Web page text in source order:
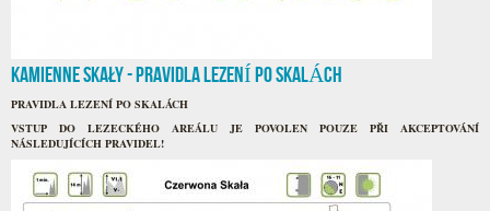
Kamienne Skały - PRAVIDLA LEZENÍ PO SKALÁCH
PRAVIDLA LEZENÍ PO SKALÁCH
VSTUP DO LEZECKÉHO AREÁLU JE POVOLEN POUZE PŘI AKCEPTOVÁNÍ
NÁSLEDUJÍCÍCH PRAVIDEL!